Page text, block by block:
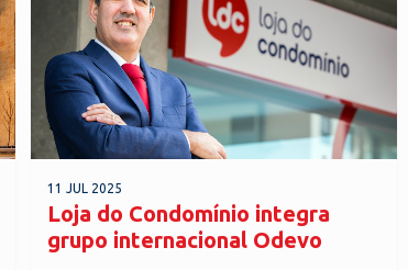
11 JUL 2025
Loja do Condomínio integra
grupo internacional Odevo